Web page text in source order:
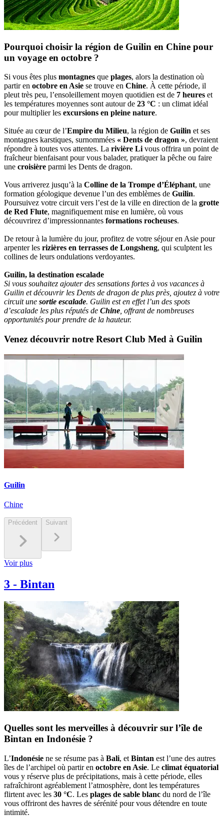
Pourquoi choisir la région de Guilin en Chine pour
un voyage en octobre ?
Si vous êtes plus montagnes que plages, alors la destination où
partir en octobre en Asie se trouve en Chine. À cette période, il
pleut très peu, l’ensoleillement moyen quotidien est de 7 heures et
les températures moyennes sont autour de 23 °C : un climat idéal
pour multiplier les excursions en pleine nature.
Située au cœur de l’Empire du Milieu, la région de Guilin et ses
montagnes karstiques, surnommées « Dents de dragon », devraient
répondre à toutes vos attentes. La rivière Li vous offrira un point de
fraîcheur bienfaisant pour vous balader, pratiquer la pêche ou faire
une croisière parmi les Dents de dragon.
Vous arriverez jusqu’à la Colline de la Trompe d’Éléphant, une
formation géologique devenue l’un des emblèmes de Guilin.
Poursuivez votre circuit vers l’est de la ville en direction de la grotte
de Red Flute, magnifiquement mise en lumière, où vous
découvrirez d’impressionnantes formations rocheuses.
De retour à la lumière du jour, profitez de votre séjour en Asie pour
arpenter les rizières en terrasses de Longsheng, qui sculptent les
collines de leurs ondulations verdoyantes.
Guilin, la destination escalade
Si vous souhaitez ajouter des sensations fortes à vos vacances à
Guilin et découvrir les Dents de dragon de plus près, ajoutez à votre
circuit une sortie escalade. Guilin est en effet l’un des spots
d’escalade les plus réputés de Chine , offrant de nombreuses
opportunités pour prendre de la hauteur.
Venez découvrir notre Resort Club Med à Guilin
Guilin
Chine
Précédent Suivant
Voir plus
3 - Bintan
Quelles sont les merveilles à découvrir sur l’île de
Bintan en Indonésie ?
L’Indonésie ne se résume pas à Bali, et Bintan est l’une des autres
îles de l’archipel où partir en octobre en Asie. Le climat équatorial
vous y réserve plus de précipitations, mais à cette période, elles
rafraîchiront agréablement l’atmosphère, dont les températures
flirtent avec les 30 °C. Les plages de sable blanc du nord de l’île
vous offriront des havres de sérénité pour vous détendre en toute
intimité.